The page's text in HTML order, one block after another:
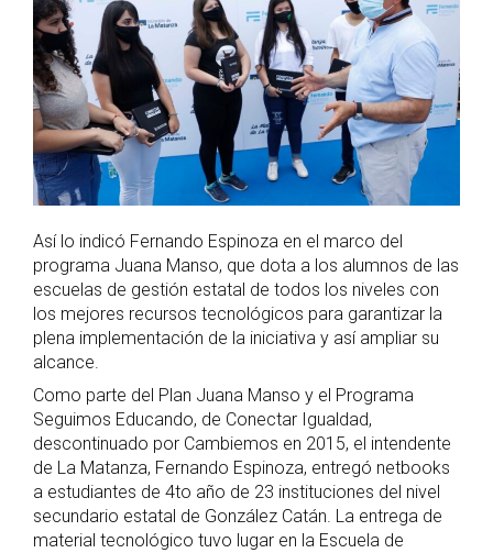
Así lo indicó Fernando Espinoza en el marco del
programa Juana Manso, que dota a los alumnos de las
escuelas de gestión estatal de todos los niveles con
los mejores recursos tecnológicos para garantizar la
plena implementación de la iniciativa y así ampliar su
alcance.
Como parte del Plan Juana Manso y el Programa
Seguimos Educando, de Conectar Igualdad,
descontinuado por Cambiemos en 2015, el intendente
de La Matanza, Fernando Espinoza, entregó netbooks
a estudiantes de 4to año de 23 instituciones del nivel
secundario estatal de González Catán. La entrega de
material tecnológico tuvo lugar en la Escuela de